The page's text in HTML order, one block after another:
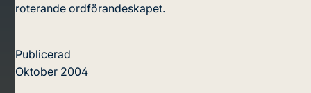
roterande ordförandeskapet.
Publicerad
Oktober 2004